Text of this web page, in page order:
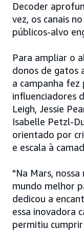
Decoder
vez, os canais
públicos-alvo
Para ampliar o
donos de gatos
a campanha fez
influenciadores
Leigh, Jessie
Isabelle Petzl-
orientado por
e escala à
"Na Mars,
mundo melhor
dedicou a
essa inovadora
permitiu cumprir